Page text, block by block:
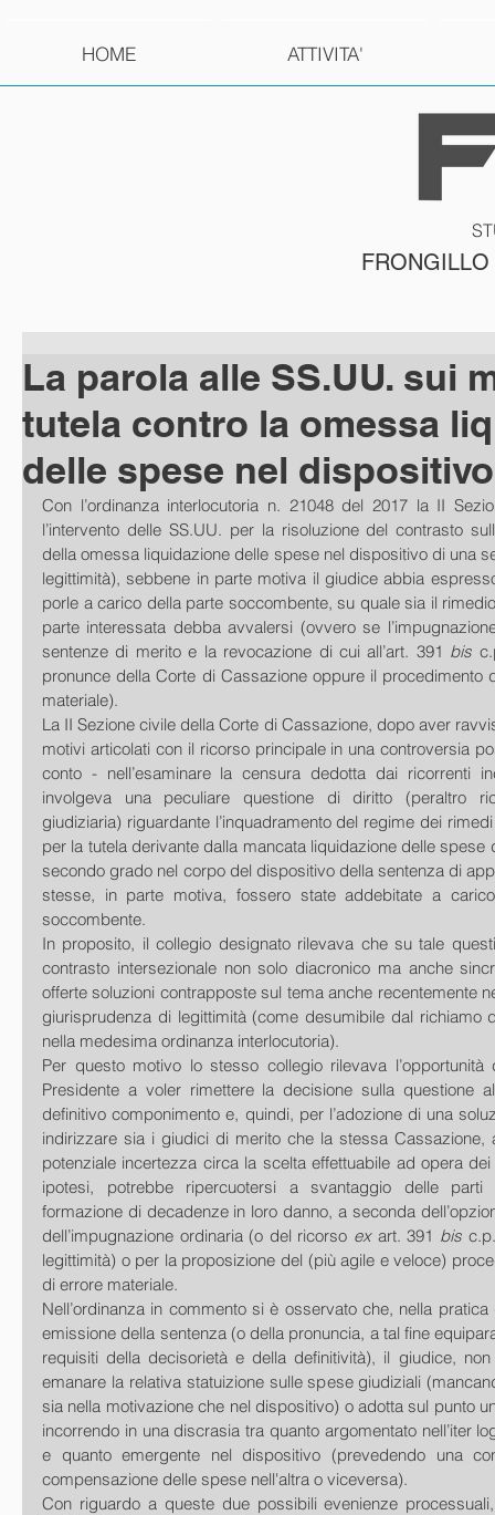
HOME ATTIVITA'
La parola alle SS.UU. sui
tutela contro la omessa
delle spese nel dispositivo
Con l’ordinanza interlocutoria n. 21048 del 2017 la II
l’intervento delle SS.UU. per la risoluzione del contrasto
della omessa liquidazione delle spese nel dispositivo di una
legittimità), sebbene in parte motiva il giudice abbia
porle a carico della parte soccombente, su quale sia il
parte interessata debba avvalersi (ovvero se
sentenze di merito e la revocazione di cui all’art. 391 bis
pronunce della Corte di Cassazione oppure il procedimento
materiale).
La II Sezione civile della Corte di Cassazione, dopo aver
motivi articolati con il ricorso principale in una controversia
conto - nell’esaminare la censura dedotta dai ricorrenti
involgeva una peculiare questione di diritto (peraltro
giudiziaria) riguardante l’inquadramento del regime dei
per la tutela derivante dalla mancata liquidazione delle
secondo grado nel corpo del dispositivo della sentenza di
stesse, in parte motiva, fossero state addebitate a
soccombente.
In proposito, il collegio designato rilevava che su tale
contrasto intersezionale non solo diacronico ma anche
offerte soluzioni contrapposte sul tema anche recentemente
giurisprudenza di legittimità (come desumibile dal richiamo
nella medesima ordinanza interlocutoria).
Per questo motivo lo stesso collegio rilevava
Presidente a voler rimettere la decisione sulla questione
definitivo componimento e, quindi, per l’adozione di una
indirizzare sia i giudici di merito che la stessa Cassazione,
potenziale incertezza circa la scelta effettuabile ad opera
ipotesi, potrebbe ripercuotersi a svantaggio delle parti
formazione di decadenze in loro danno, a seconda
dell’impugnazione ordinaria (o del ricorso ex art. 391 bis
legittimità) o per la proposizione del (più agile e veloce)
di errore materiale.
Nell’ordinanza in commento si è osservato che, nella
emissione della sentenza (o della pronuncia, a tal fine
requisiti della decisorietà e della definitività), il giudice,
emanare la relativa statuizione sulle spese giudiziali
sia nella motivazione che nel dispositivo) o adotta sul punto
incorrendo in una discrasia tra quanto argomentato nell’iter
e quanto emergente nel dispositivo (prevedendo una
compensazione delle spese nell'altra o viceversa).
Con riguardo a queste due possibili evenienze